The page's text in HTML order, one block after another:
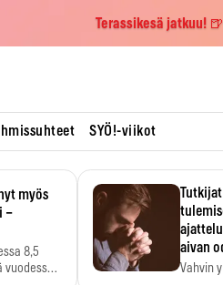
Terassikesä jatkuu!
Ihmissuhteet SYÖ!-viikot
myös
–
8,5
vuodessa.
aivan
Vahvin